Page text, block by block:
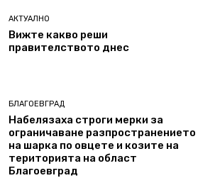
АКТУАЛНО
Вижте какво реши
правителството днес
БЛАГОЕВГРАД
Набелязаха строги мерки за
ограничаване разпространението
на шарка по овцете и козите на
територията на област
Благоевград